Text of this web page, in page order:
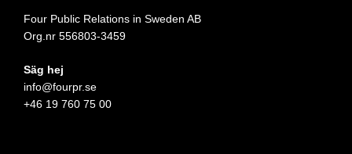
Four Public Relations in Sweden AB
Org.nr 556803-3459
Säg hej
info@fourpr.se
+46 19 760 75 00